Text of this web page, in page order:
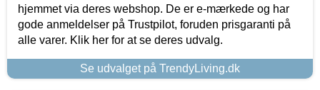
hjemmet via deres webshop. De er e-mærkede og har
gode anmeldelser på Trustpilot, foruden prisgaranti på
alle varer. Klik her for at se deres udvalg.
Se udvalget på TrendyLiving.dk